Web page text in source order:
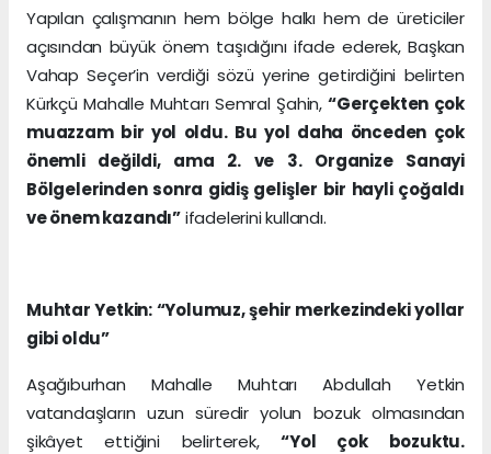
Yapılan çalışmanın hem bölge halkı hem de üreticiler
açısından büyük önem taşıdığını ifade ederek, Başkan
Vahap Seçer’in verdiği sözü yerine getirdiğini belirten
Kürkçü Mahalle Muhtarı Semral Şahin,“Gerçekten çok
muazzam bir yol oldu. Bu yol daha önceden çok
önemli değildi, ama 2. ve 3. Organize Sanayi
Bölgelerinden sonra gidiş gelişler bir hayli çoğaldı
ve önem kazandı”ifadelerini kullandı.
Muhtar Yetkin: “Yolumuz, şehir merkezindeki yollar
gibi oldu”
Aşağıburhan Mahalle Muhtarı Abdullah Yetkin
vatandaşların uzun süredir yolun bozuk olmasından
şikâyet ettiğini belirterek,“Yol çok bozuktu.